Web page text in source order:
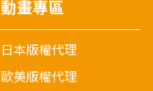
動畫專區
日本版權代理
歐美版權代理